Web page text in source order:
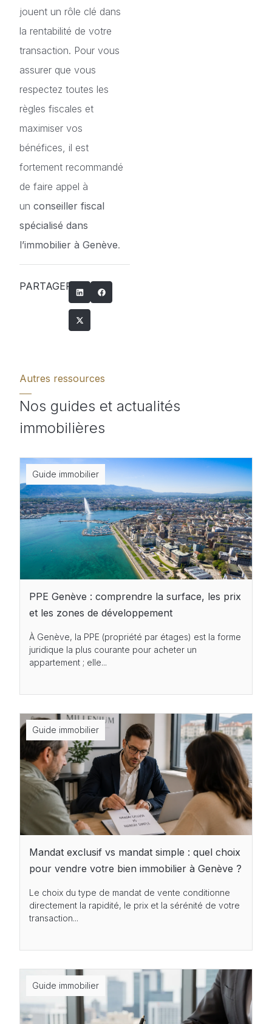
jouent un rôle clé dans
la rentabilité de votre
transaction. Pour vous
assurer que vous
respectez toutes les
règles fiscales et
maximiser vos
bénéfices, il est
fortement recommandé
de faire appel à
unconseiller fiscal
spécialisé dans
l’immobilier à Genève.
PARTAGER
Autres ressources
Nos guides et actualités
immobilières
Guide immobilier
PPE Genève : comprendre la surface, les prix
et les zones de développement
À Genève, la PPE (propriété par étages) est la forme
juridique la plus courante pour acheter un
appartement ; elle...
Guide immobilier
Mandat exclusif vs mandat simple : quel choix
pour vendre votre bien immobilier à Genève ?
Le choix du type de mandat de vente conditionne
directement la rapidité, le prix et la sérénité de votre
transaction...
Guide immobilier